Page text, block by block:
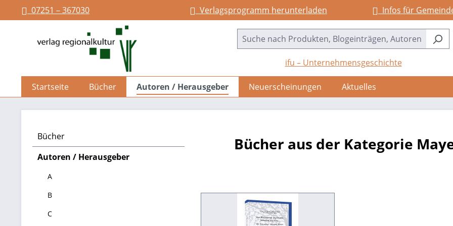
Zur Hauptnavigation springen
07251 – 367030 Verlagsprogramm herunterladen Infos für
ifu – Unternehmensgeschichte
Startseite Bücher Autoren / Herausgeber Neuerscheinungen Aktuelles
Bücher
Autoren / Herausgeber
A
B
C
Bücher aus der Kategorie